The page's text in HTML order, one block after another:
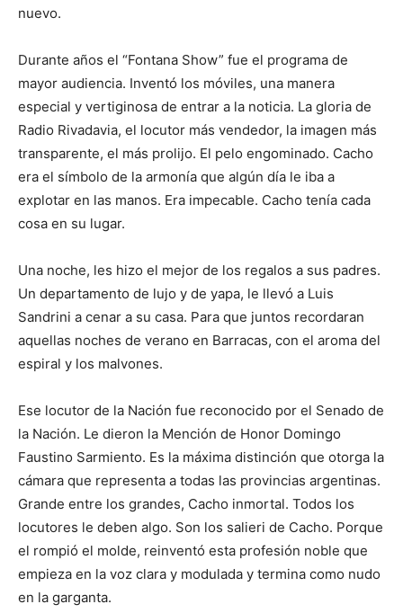
nuevo.
Durante años el “Fontana Show” fue el programa de
mayor audiencia. Inventó los móviles, una manera
especial y vertiginosa de entrar a la noticia. La gloria de
Radio Rivadavia, el locutor más vendedor, la imagen más
transparente, el más prolijo. El pelo engominado. Cacho
era el símbolo de la armonía que algún día le iba a
explotar en las manos. Era impecable. Cacho tenía cada
cosa en su lugar.
Una noche, les hizo el mejor de los regalos a sus padres.
Un departamento de lujo y de yapa, le llevó a Luis
Sandrini a cenar a su casa. Para que juntos recordaran
aquellas noches de verano en Barracas, con el aroma del
espiral y los malvones.
Ese locutor de la Nación fue reconocido por el Senado de
la Nación. Le dieron la Mención de Honor Domingo
Faustino Sarmiento. Es la máxima distinción que otorga la
cámara que representa a todas las provincias argentinas.
Grande entre los grandes, Cacho inmortal. Todos los
locutores le deben algo. Son los salieri de Cacho. Porque
el rompió el molde, reinventó esta profesión noble que
empieza en la voz clara y modulada y termina como nudo
en la garganta.